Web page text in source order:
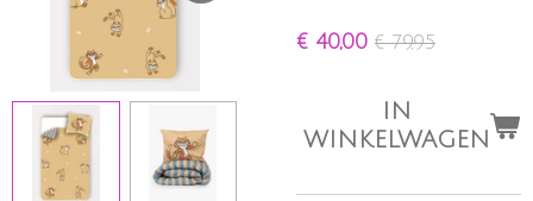
€ 40,00 € 79,95
IN
WINKELWAGEN